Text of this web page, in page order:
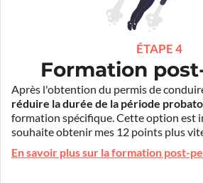
ÉTAPE 4
Formation
Après l'obtention du permis de
réduire la durée de la période
formation spécifique. Cette option est
souhaite obtenir mes 12 points plus
En savoir plus sur la formation post-